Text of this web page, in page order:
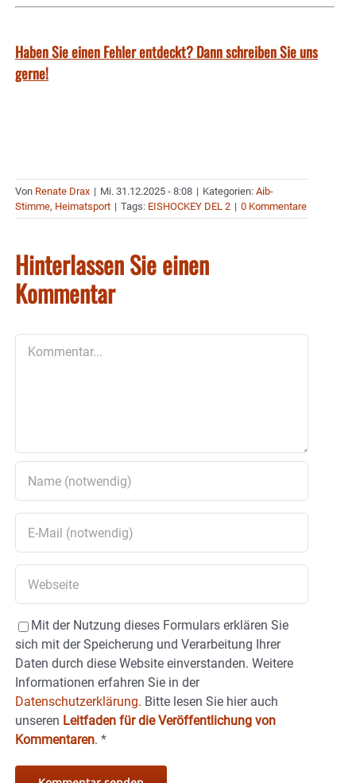
Haben Sie einen Fehler entdeckt? Dann schreiben Sie uns
gerne!
Von Renate Drax | Mi. 31.12.2025 - 8:08 | Kategorien: Aib-
Stimme, Heimatsport | Tags: EISHOCKEY DEL 2 | 0 Kommentare
Hinterlassen Sie einen
Kommentar
Mit der Nutzung dieses Formulars erklären Sie
sich mit der Speicherung und Verarbeitung Ihrer
Daten durch diese Website einverstanden. Weitere
Informationen erfahren Sie in der
Datenschutzerklärung. Bitte lesen Sie hier auch
unseren Leitfaden für die Veröffentlichung von
Kommentaren. *